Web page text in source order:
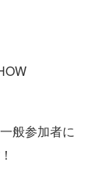
般参加者に